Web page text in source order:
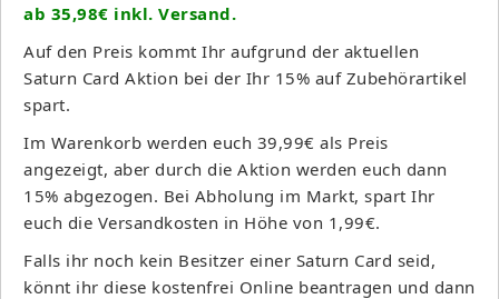
ab 35,98€ inkl. Versand.
Auf den Preis kommt Ihr aufgrund der aktuellen
Saturn Card Aktion bei der Ihr 15% auf Zubehörartikel
spart.
Im Warenkorb werden euch 39,99€ als Preis
angezeigt, aber durch die Aktion werden euch dann
15% abgezogen. Bei Abholung im Markt, spart Ihr
euch die Versandkosten in Höhe von 1,99€.
Falls ihr noch kein Besitzer einer Saturn Card seid,
könnt ihr diese kostenfrei Online beantragen und dann